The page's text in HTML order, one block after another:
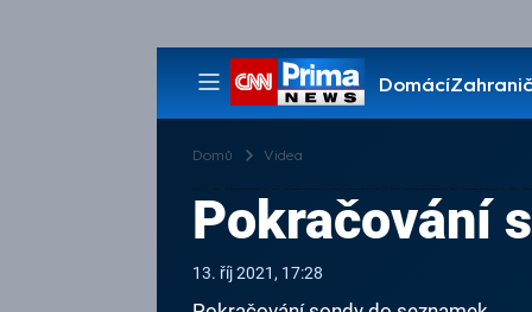
Domácí
Pořady
Domů Videa
Pokračování
13. říj 2021, 17:28